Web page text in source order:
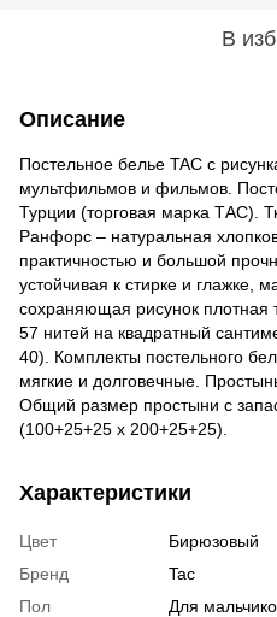
В
Описание
Постельное белье TAC с
мультфильмов и фильмов.
Турции (торговая марка ТАС).
Ранфорс – натуральная
практичностью и большой
устойчивая к стирке и глажке,
сохраняющая рисунок плотная
57 нитей на квадратный
40). Комплекты постельного
мягкие и долговечные.
Общий размер простыни с
(100+25+25 x 200+25+25).
Характеристики
Цвет
Бирюзовый
Бренд
Tac
Пол
Для